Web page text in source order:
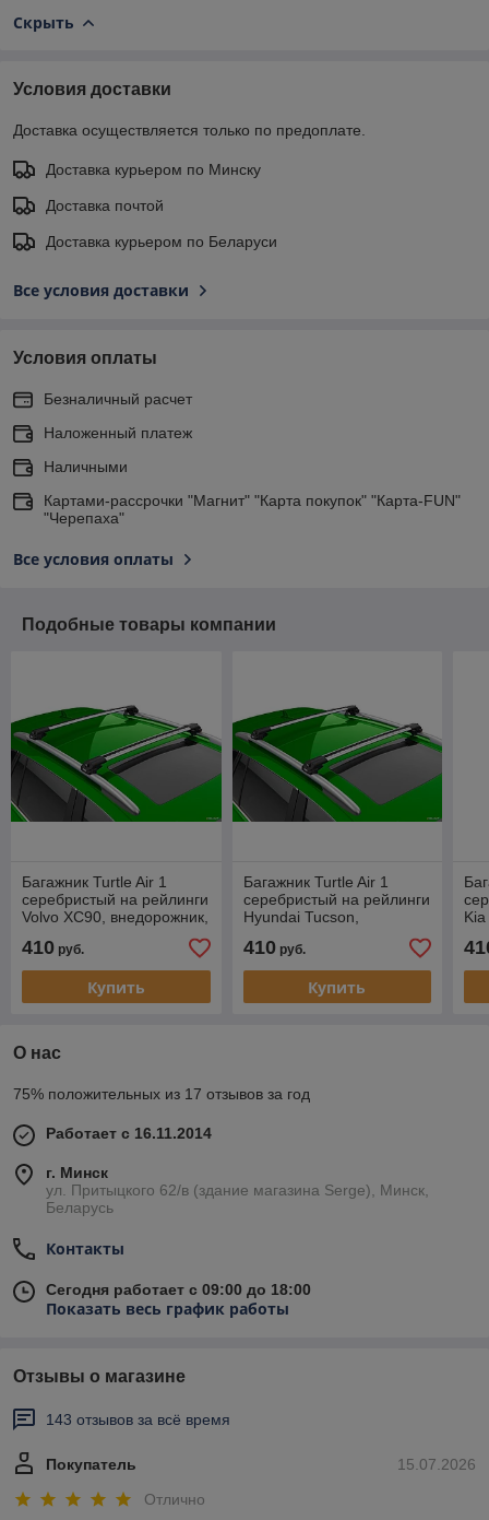
Скрыть
Условия доставки
Доставка осуществляется только по предоплате.
Доставка курьером по Минску
Доставка почтой
Доставка курьером по Беларуси
Все условия доставки
Условия оплаты
Безналичный расчет
Наложенный платеж
Наличными
Картами-рассрочки "Магнит" "Карта покупок" "Карта-FUN"
"Черепаха"
Все условия оплаты
Подобные товары компании
Багажник Turtle Air 1
серебристый на рейлинги
Volvo XC90, внедорожник,
410 руб.
Купить
Багажник Turtle Air 1
серебристый на рейлинги
Hyundai Tucson,
внедорожник, 2004-2016
410руб.
Купить
О нас
75% положительных из 17 отзывов за год
Работает с 16.11.2014
г. Минск
ул. Притыцкого 62/в (здание магазина Serge), Минск,
Беларусь
Контакты
Сегодня работает с 09:00 до 18:00
Показать весь график работы
Отзывы о магазине
143 отзывов за всё время
15.07.2026
Покупатель
Отлично